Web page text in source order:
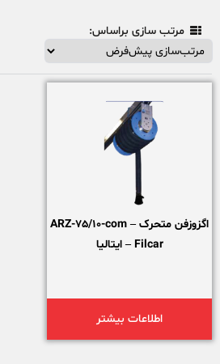
 مرتب سازی براساس:
اگزوزفن متحرک ARZ-75/10-com –
Filcar – ایتالیا
اطلاعات بیشتر